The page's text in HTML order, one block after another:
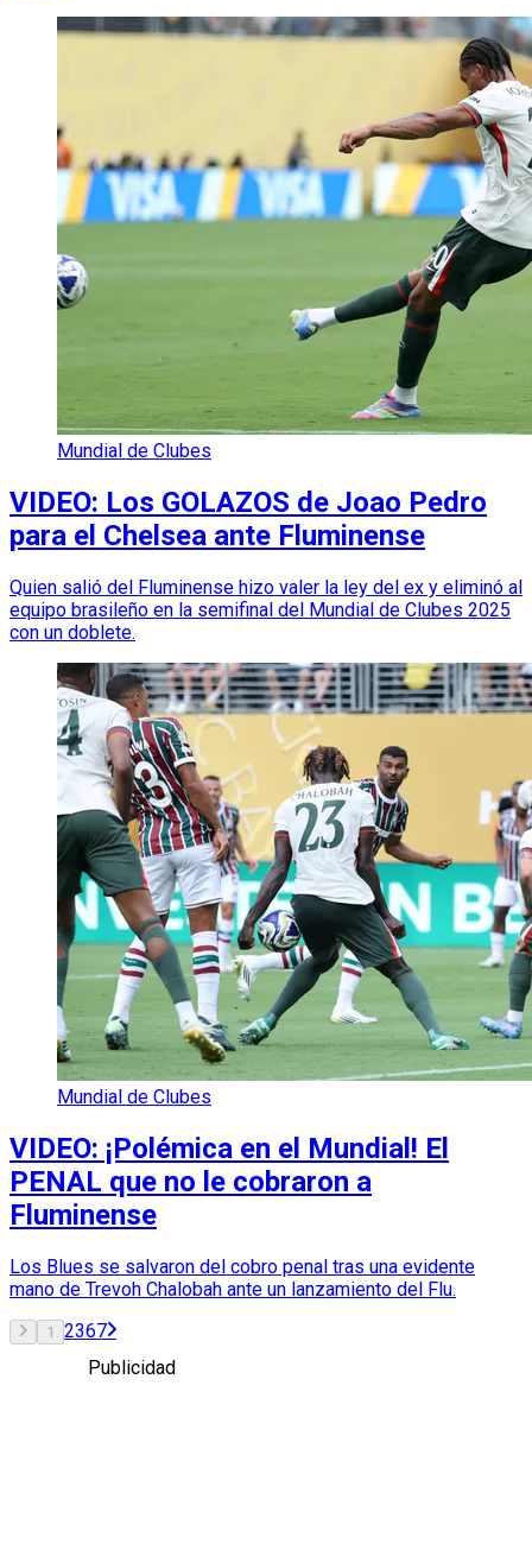
Mundial de Clubes
VIDEO: Los GOLAZOS de Joao Pedro
para el Chelsea ante Fluminense
Quien salió del Fluminense hizo valer la ley del ex y eliminó al
equipo brasileño en la semifinal del Mundial de Clubes 2025
con un doblete.
Mundial de Clubes
VIDEO: ¡Polémica en el Mundial! El
PENAL que no le cobraron a
Fluminense
Los Blues se salvaron del cobro penal tras una evidente
mano de Trevoh Chalobah ante un lanzamiento del Flu.
1 2367
Publicidad